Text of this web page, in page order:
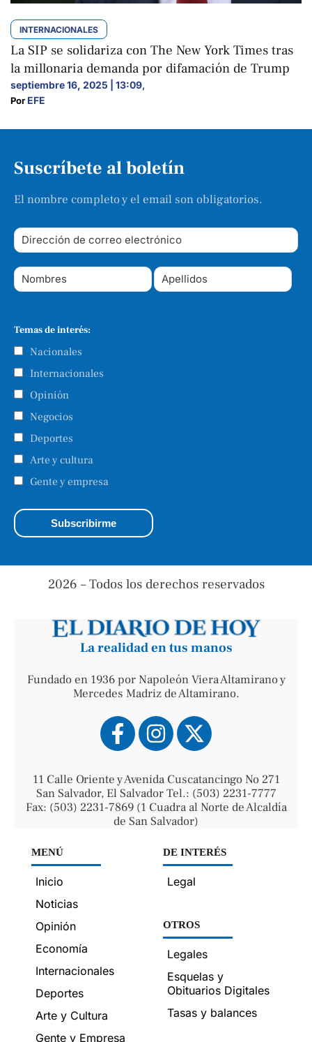
INTERNACIONALES
La SIP se solidariza con The New York Times tras
la millonaria demanda por difamación de Trump
septiembre 16, 2025 | 13:09,
Por EFE
Suscríbete al boletín
El nombre completo y el email son obligatorios.
Temas de interés:
Nacionales
Internacionales
Opinión
Negocios
Deportes
Arte y cultura
Gente y empresa
2026 – Todos los derechos reservados
La realidad en tus manos
Fundado en 1936 por Napoleón Viera Altamirano y
Mercedes Madriz de Altamirano.
11 Calle Oriente y Avenida Cuscatancingo No 271
San Salvador, El Salvador Tel.: (503) 2231-7777
Fax: (503) 2231-7869 (1 Cuadra al Norte de Alcaldía
de San Salvador)
MENÚ
Inicio
Noticias
Opinión
Economía
Internacionales
Deportes
Arte y Cultura
Gente y Empresa
DE INTERÉS
Legal
OTROS
Legales
Esquelas y
Obituarios Digitales
Tasas y balances